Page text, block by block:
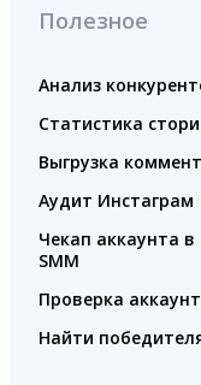
Полезное
Анализ
Статистика
Выгрузка
Аудит Инстаграм
Чекап аккаунта
SMM
Проверка
Найти